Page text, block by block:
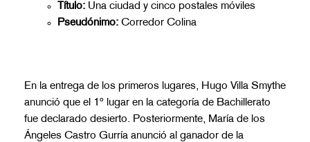
Título: Una ciudad y cinco postales móviles
Pseudónimo: Corredor Colina
En la entrega de los primeros lugares, Hugo Villa Smythe
anunció que el 1º lugar en la categoría de Bachillerato
fue declarado desierto. Posteriormente, María de los
Ángeles Castro Gurría anunció al ganador de la